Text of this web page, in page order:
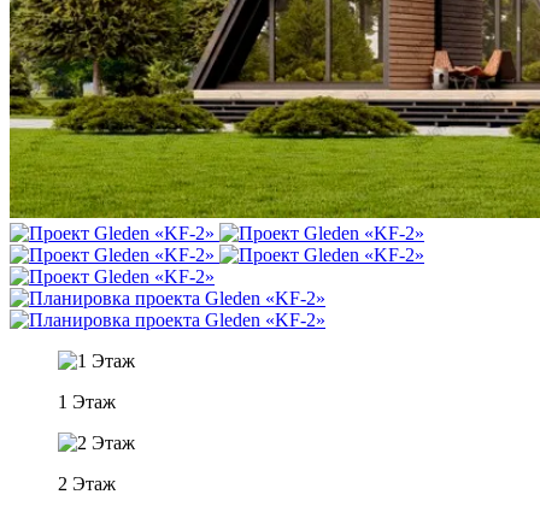
1 Этаж
2 Этаж